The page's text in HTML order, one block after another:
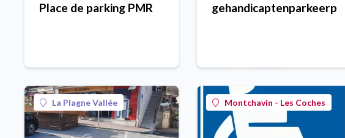
Place de parking PMR
La Plagne Vallée Montchavin - Les Coches